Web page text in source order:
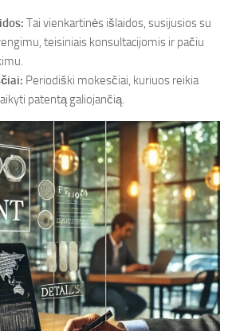
Tai vienkartinės išlaidos, susijusios su
teisiniais konsultacijomis ir pačiu
Periodiški mokesčiai, kuriuos reikia
patentą galiojančią.